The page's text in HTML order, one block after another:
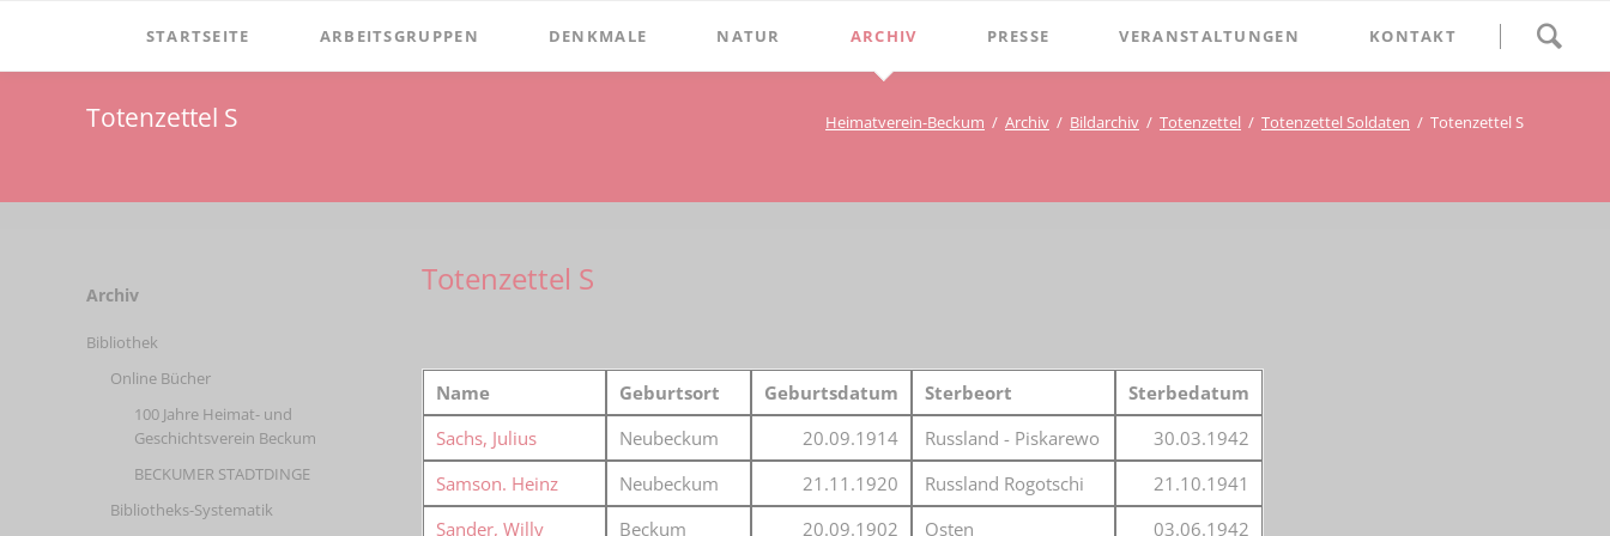
überspringen
STARTSEITE
Vereinsgeschichte
Vorsitzende
Newsletter
ARBEITSGRUPPEN
Zementmuseum
DENKMALE
Köttings Mühle
Ständehaus
Schmiede Galen
Mariensäule
Hochkreuz - Alter Friedhof
NATUR ARCHIV
Bildarchiv
Briefbögen
Fotos
Landkarten
PRESSE VERANSTALTUNGEN KONTAKT
Totenzettel S Heimatverein-Beckum Archiv Bildarchiv Totenzettel Totenzettel Soldaten Totenzettel S
Totenzettel S
Name Geburtsort Geburtsdatum Sterbeort
Sterbedatum
Sachs, Julius
Neubeckum 20.09.1914 Russland - Piskarewo
30.03.1942
Samson. Heinz
Neubeckum 21.11.1920 Russland Rogotschi
21.10.1941
Sander, Willy
Beckum 20.09.1902 Osten 03.06.1942
Navigation
Archiv
Bibliothek
Online Bücher
100 Jahre Heimat- und
Geschichtsverein Beckum
BECKUMER STADTDINGE
Bibliotheks-Systematik